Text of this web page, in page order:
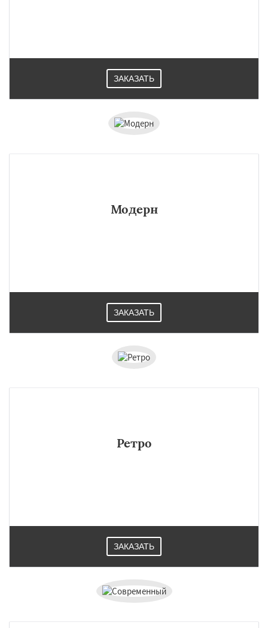
ЗАКАЗАТЬ
Модерн
ЗАКАЗАТЬ
Ретро
ЗАКАЗАТЬ